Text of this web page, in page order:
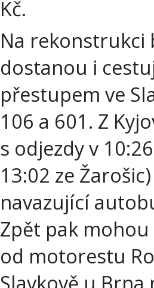
Kč.
Na rekonstrukci
dostanou i
přestupem ve
106 a 601. Z
s odjezdy v
13:02 ze
navazující
Zpět pak
od motorestu
Slavkově u